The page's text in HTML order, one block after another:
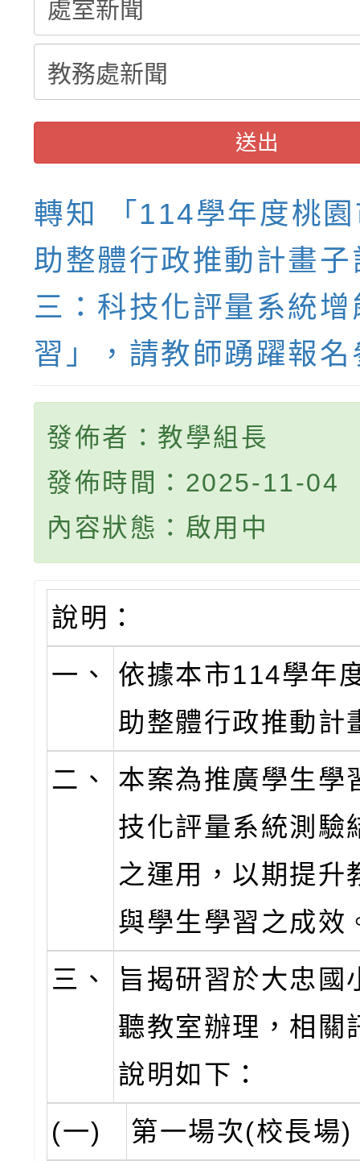
結果(第3招)
送出
轉知 「114學年度桃
助整體行政推動計畫子
三：科技化評量系統增
習」，請教師踴躍報名
發佈者：教學組長
發佈時間：2025-11-04
內容狀態：啟用中
說明：
一、
依據本市114學年
助整體行政推動計
二、
本案為推廣學生學
技化評量系統測驗
之運用，以期提升
與學生學習之成效
三、
旨揭研習於大忠國
聽教室辦理，相關
說明如下：
(一)
第一場次(校長場)